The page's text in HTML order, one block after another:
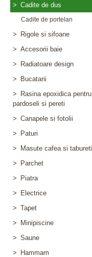
> Cadite de dus
Cadite de portelan
>
Rigole si sifoane
> Accesorii baie
>
Radiatoare design
>
Bucatarii
>
Rasina epoxidica pentru
pardoseli si pereti
> Canapele si fotolii
>
Paturi
>
Masute cafea si tabureti
>
Parchet
>
Piatra
>
Electrice
> Tapet
>
Minipiscine
> Saune
>
Hammam